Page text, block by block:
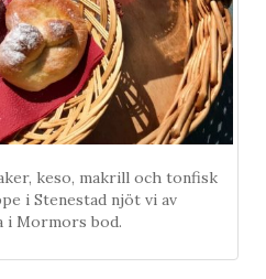
keso, makrill och tonfisk
i Stenestad njöt vi av
i Mormors bod.